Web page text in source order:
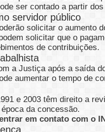
ser contado a partir
servidor público
solicitar o aumento
solicitar que o
de contribuições.
a Justiça após a saída
aumentar o tempo de
e 2003 têm direito a
da concessão.
em contato com o